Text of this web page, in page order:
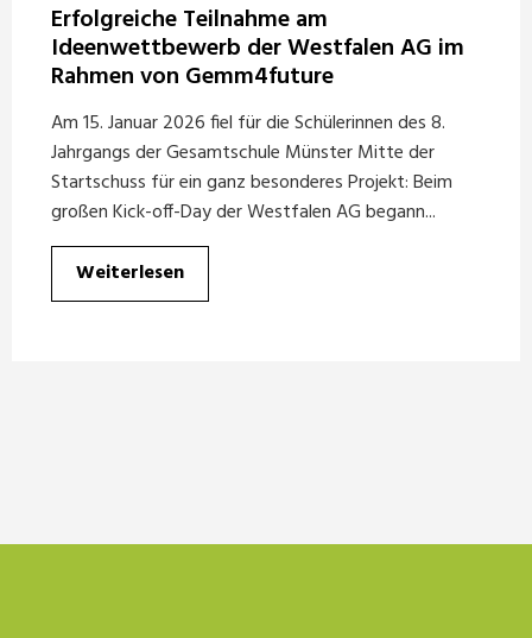
Erfolgreiche Teilnahme am
Ideenwettbewerb der Westfalen AG im
Rahmen von Gemm4future
Am 15. Januar 2026 fiel für die Schülerinnen des 8.
Jahrgangs der Gesamtschule Münster Mitte der
Startschuss für ein ganz besonderes Projekt: Beim
großen Kick-off-Day der Westfalen AG begann...
Weiterlesen